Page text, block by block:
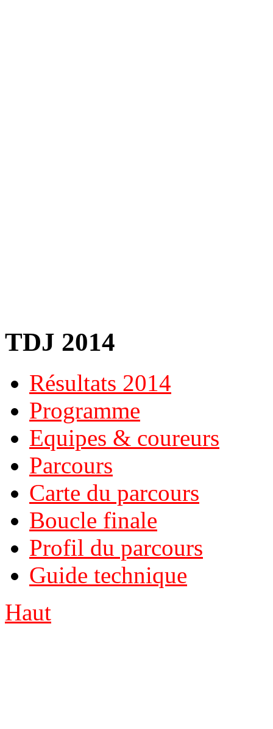
TDJ 2014
Résultats 2014
Programme
Equipes & coureurs
Parcours
Carte du parcours
Boucle finale
Profil du parcours
Guide technique
Haut